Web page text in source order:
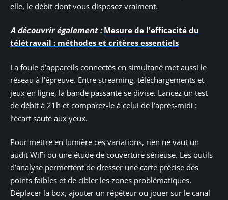
elle, le débit dont vous disposez vraiment.
A découvrir également : Mesure de l'efficacité du
télétravail : méthodes et critères essentiels
La foule d’appareils connectés en simultané met aussi le
réseau à l’épreuve. Entre streaming, téléchargements et
jeux en ligne, la bande passante se divise. Lancez un test
de débit à 21h et comparez-le à celui de l’après-midi :
l’écart saute aux yeux.
Pour mettre en lumière ces variations, rien ne vaut un
audit WiFi ou une étude de couverture sérieuse. Les outils
d’analyse permettent de dresser une carte précise des
points faibles et de cibler les zones problématiques.
Déplacer la box, ajouter un répéteur ou jouer sur le canal